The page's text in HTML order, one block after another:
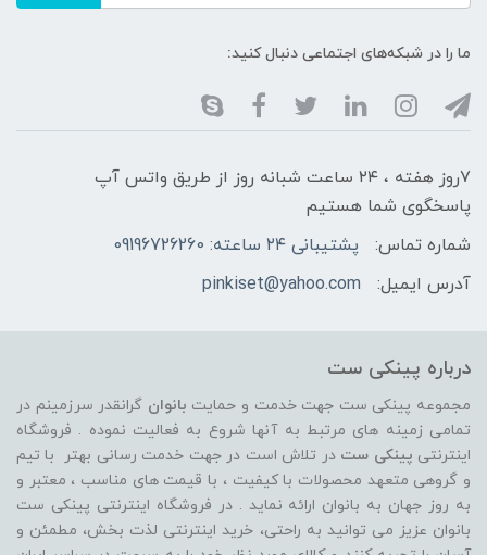
ما را در شبکه‌های اجتماعی دنبال کنید:
7روز هفته ، ۲۴ ساعت شبانه‌ روز از طریق واتس آپ
پاسخگوی شما هستیم
شماره تماس:
پشتیبانی ۲۴ ساعته: 09196726260
آدرس ایمیل:
pinkiset@yahoo.com
درباره پینکی ست
مجموعه پینکی ست جهت خدمت و حمایت بانوان گرانقدر سرزمینم در
تمامی زمینه های مرتبط به آنها شروع به فعالیت نموده . فروشگاه
اینترنتی پینکی ست در تلاش است در جهت خدمت رسانی بهتر با تیم
و گروهی متعهد محصولات با کیفیت ، با قیمت های مناسب ، معتبر و
به روز جهان به بانوان ارائه نماید . در فروشگاه اینترنتی پینکی ست
بانوان عزیز می توانيد به راحتی، خرید اینترنتی لذت بخش، مطمئن و